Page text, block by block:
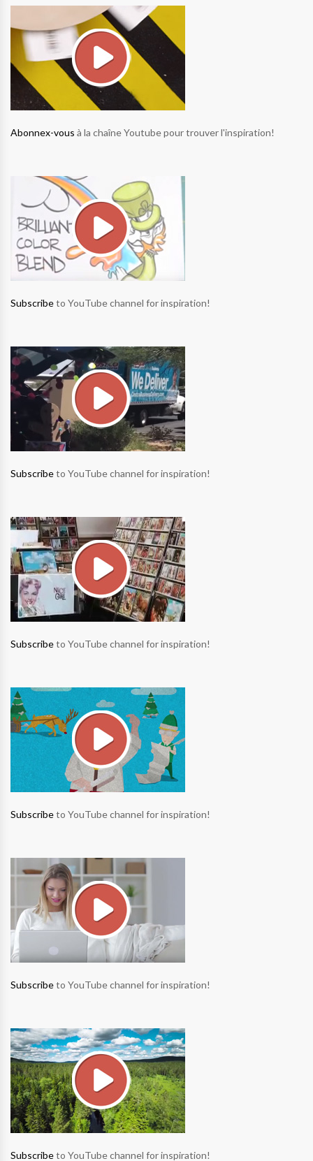
Abonnex-vous à la chaîne Youtube pour trouver l'inspiration!
Subscribeto YouTube channel for inspiration!
Subscribeto YouTube channel for inspiration!
Subscribeto YouTube channel for inspiration!
Subscribeto YouTube channel for inspiration!
Subscribeto YouTube channel for inspiration!
Subscribeto YouTube channel for inspiration!